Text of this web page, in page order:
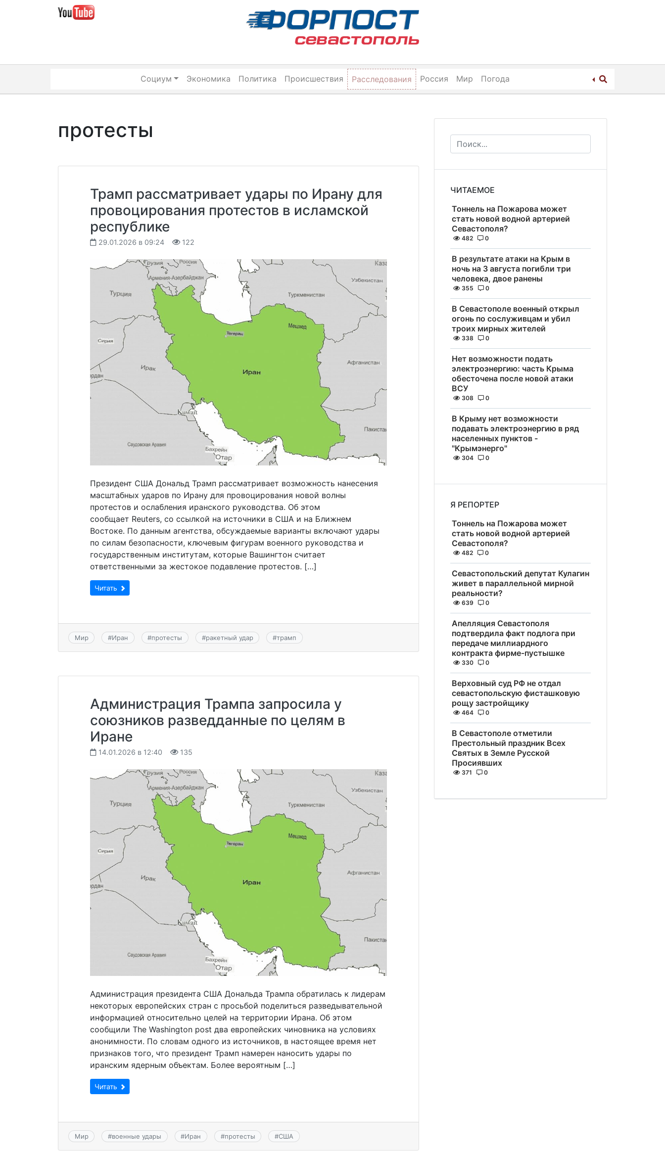
Социум Экономика Политика Происшествия Расследования Россия Мир Погода
протесты
Трамп рассматривает удары по Ирану для
провоцирования протестов в исламской
республике
29.01.2026 в 09:24 122
Президент США Дональд Трамп рассматривает возможность нанесения
масштабных ударов по Ирану для провоцирования новой волны
протестов и ослабления иранского руководства. Об этом
сообщает Reuters, со ссылкой на источники в США и на Ближнем
Востоке. По данным агентства, обсуждаемые варианты включают удары
по силам безопасности, ключевым фигурам военного руководства и
государственным институтам, которые Вашингтон считает
ответственными за жестокое подавление протестов. […]
Читать
Мир #Иран #протесты #ракетный удар #трамп
Администрация Трампа запросила у
союзников разведданные по целям в
Иране
14.01.2026 в 12:40 135
Администрация президента США Дональда Трампа обратилась к лидерам
некоторых европейских стран с просьбой поделиться разведывательной
информацией относительно целей на территории Ирана. Об этом
сообщили The Washington post два европейских чиновника на условиях
анонимности. По словам одного из источников, в настоящее время нет
признаков того, что президент Трамп намерен наносить удары по
иранским ядерным объектам. Более вероятным […]
Читать
Мир #военные удары #Иран #протесты #США
ЧИТАЕМОЕ
Тоннель на Пожарова может
стать новой водной артерией
Севастополя?
482 0
В результате атаки на Крым в
ночь на 3 августа погибли три
человека, двое ранены
355 0
В Севастополе военный открыл
огонь по сослуживцам и убил
троих мирных жителей
338 0
Нет возможности подать
электроэнергию: часть Крыма
обесточена после новой атаки
ВСУ
308 0
В Крыму нет возможности
подавать электроэнергию в ряд
населенных пунктов -
"Крымэнерго"
304 0
Я РЕПОРТЕР
Тоннель на Пожарова может
стать новой водной артерией
Севастополя?
482 0
Севастопольский депутат Кулагин
живет в параллельной мирной
реальности?
639 0
Апелляция Севастополя
подтвердила факт подлога при
передаче миллиардного
контракта фирме-пустышке
330 0
Верховный суд РФ не отдал
севастопольскую фисташковую
рощу застройщику
464 0
В Севастополе отметили
Престольный праздник Всех
Святых в Земле Русской
Просиявших
371 0